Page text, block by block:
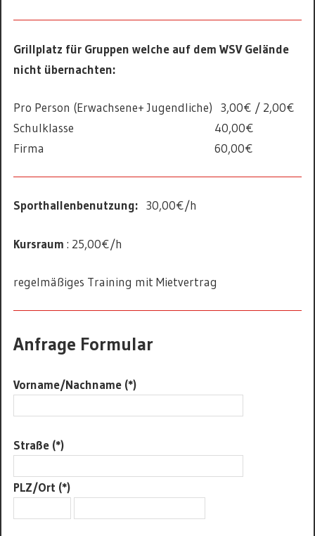
Grillplatz für Gruppen welche auf dem WSV Gelände
nicht übernachten:
Pro Person (Erwachsene+ Jugendliche) 3,00€ / 2,00€
Schulklasse 40,00€
Firma 60,00€
Sporthallenbenutzung: 30,00€/h
Kursraum : 25,00€/h
regelmäßiges Training mit Mietvertrag
Anfrage Formular
Vorname/Nachname (*)
Straße (*)
PLZ/Ort (*)